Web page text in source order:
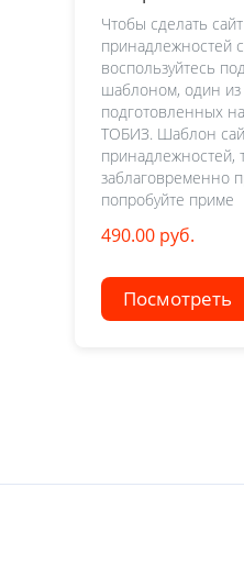
Чтобы сделать
принадлежностей
воспользуйтесь
шаблоном, один
подготовленных
ТОБИЗ. Шаблон
принадлежностей,
заблаговременно
попробуйте приме
490.00 руб.
Посмотреть